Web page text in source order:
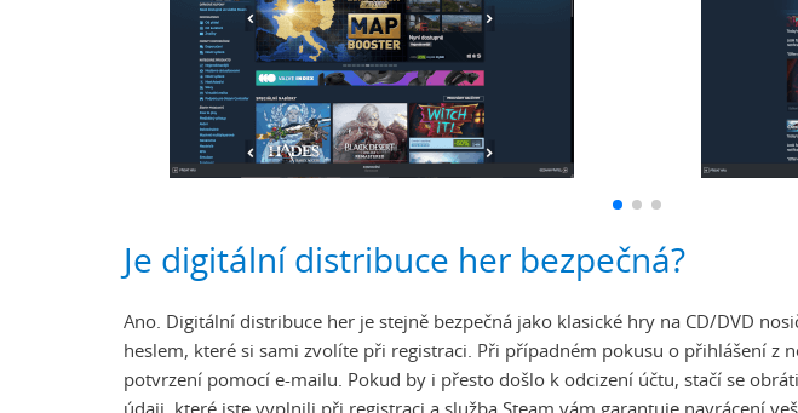
Je digitální distribuce her bezpečná?
Ano. Digitální distribuce her je stejně bezpečná jako klasické hry na CD/DVD
heslem, které si sami zvolíte při registraci. Při případném pokusu o přihlášení z
potvrzení pomocí e-mailu. Pokud by i přesto došlo k odcizení účtu, stačí se